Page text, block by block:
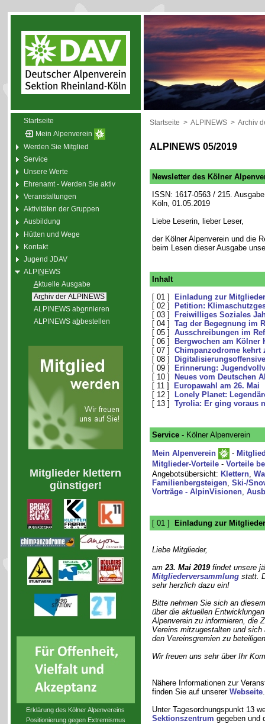
Startseite
Mein Alpenverein
Werden Sie Mitglied
Service
Unsere Werte
Ehrenamt - Werden Sie aktiv
Veranstaltungen
Aktivitäten der Gruppen
Ausbildung
Hütten und Wege
Kontakt
Jugend JDAV
ALPINEWS
Aktuelle Ausgabe
Archiv der ALPINEWS
ALPINEWS abonnieren
ALPINEWS abbestellen
Mitglieder klettern
günstiger!
Erklärung des Kölner Alpenvereins
Positionierung gegen Extremismus
Startseite > ALPINEWS > Archiv
ALPINEWS 05/2019
Newsletter des Kölner
ISSN: 1617-0563 / 215.
Köln, 01.05.2019
Liebe Leserin, lieber Leser,
der Kölner Alpenverein und die
beim Lesen dieser Ausgabe
Inhalt
[ 01 ]
Einladung zur
[ 02 ]
Petition:
[ 03 ]
Freiwilliges Soziales
[ 04 ] Tag der Begegnung im
[ 05 ] Ausschreibungen im
[ 06 ]
Bergwochen am Kölner
[ 07 ] Chimpanzodrome kehrt
[ 08 ]
[ 09 ]
Erinnerung:
[ 10 ]
Neues vom Deutschen
[ 11 ]
Europawahl am 26. Mai
[ 12 ]
Lonely Planet:
[ 13 ] Tyrolia: Er ging voraus
Service- Kölner Alpenverein
Mein Alpenverein -
Mitglieder-Vorteile- Vorteile
Angebotsübersicht: Klettern,
Familienbergsteigen, Ski-/
Vorträge - AlpinVisionen,
[ 01 ] Einladung zur
Liebe Mitglieder,
am23. Mai 2019findet unsere
Mitgliederversammlungstatt.
sehr herzlich dazu ein!
Bitte nehmen Sie sich an
über die aktuellen
Alpenverein zu informieren, die
Vereins mitzugestalten und sich
den Vereinsgremien zu
Wir freuen uns sehr über Ihr
Nähere Informationen zur
finden Sie auf unserer Webseite.
Unter Tagesordnungspunkt 13
Sektionszentrum gegeben und